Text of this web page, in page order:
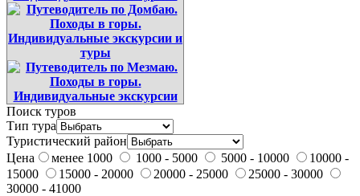
Поиск туров
Тип тура
Туристический район
Цена
менее 1000 1000 - 5000 5000 - 10000
10000 -
15000
15000 - 20000 20000 - 25000
25000 - 30000
30000 - 41000